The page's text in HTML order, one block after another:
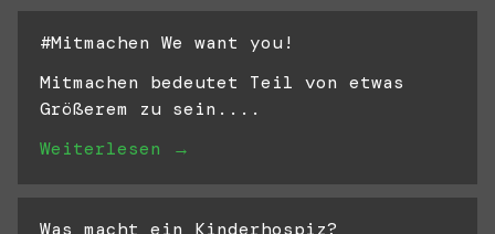
#Mitmachen We want you!
Mitmachen bedeutet Teil von etwas
Größerem zu sein....
Weiterlesen →
Was macht ein Kinderhospiz?